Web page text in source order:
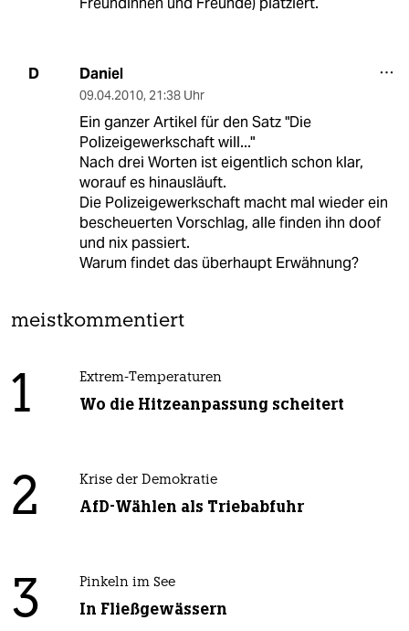
D Daniel
09.04.2010, 21:38 Uhr
Ein ganzer Artikel für den Satz "Die
Polizeigewerkschaft will..."
Nach drei Worten ist eigentlich schon klar,
worauf es hinausläuft.
Die Polizeigewerkschaft macht mal wieder ein
bescheuerten Vorschlag, alle finden ihn doof
und nix passiert.
Warum findet das überhaupt Erwähnung?
meistkommentiert
1 Extrem-Temperaturen
Wo die Hitzeanpassung scheitert
2 Krise der Demokratie
AfD-Wählen als Triebabfuhr
3 Pinkeln im See
In Fließgewässern